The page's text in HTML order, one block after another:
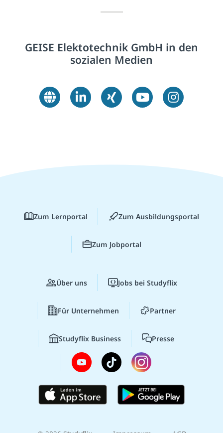
GEISE Elektotechnik GmbH in den
sozialen Medien
Zum Lernportal Zum Ausbildungsportal
Zum Jobportal
Über uns Jobs bei Studyflix
Für Unternehmen Partner
Studyflix Business Presse